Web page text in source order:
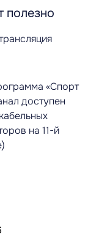
полезно
«Спорт
доступен
на 11-й